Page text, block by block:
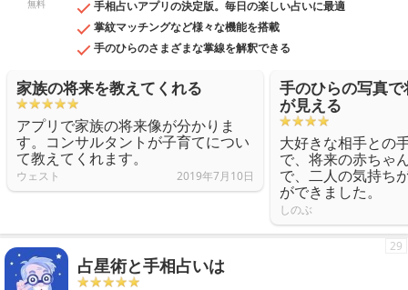
無料
手相占いアプリの決定版。毎日の楽しい占いに最適
掌紋マッチングなど様々な機能を搭載
手のひらのさまざまな掌線を解釈できる
家族の将来を教えてくれる
アプリで家族の将来像が分かりま
す。コンサルタントが子育てについ
て教えてくれます。
ウェスト 2019年7月10日
手のひらの写真
が見える
大好きな相手との
で、将来の赤ちゃ
で、二人の気持ち
ができました。
しのぶ
占星術と手相占いは
29